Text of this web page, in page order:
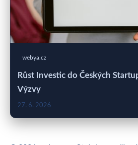
webya.cz
Růst Investic do Českých
Výzvy
27. 6. 2026